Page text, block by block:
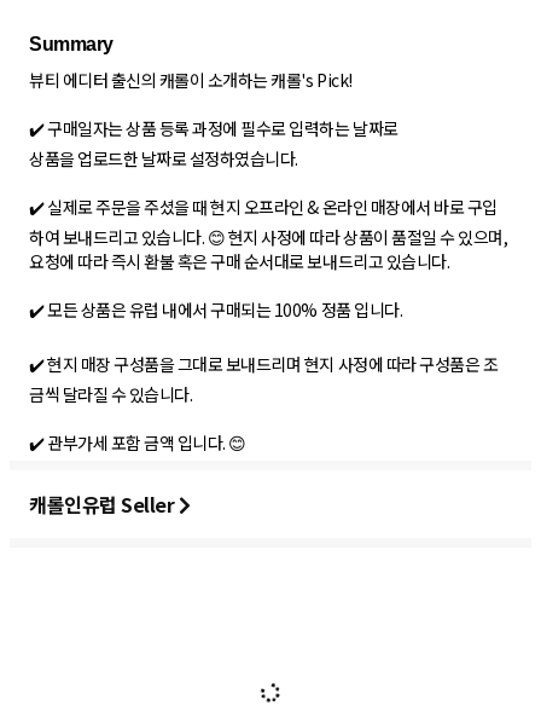
Summary
뷰티 에디터 출신의 캐롤이 소개하는 캐롤's Pick!
✔️ 구매일자는 상품 등록 과정에 필수로 입력하는 날짜로
상품을 업로드한 날짜로 설정하였습니다.
✔️ 실제로 주문을 주셨을 때 현지 오프라인 & 온라인 매장에서 바로 구입
하여 보내드리고 있습니다. 😊 현지 사정에 따라 상품이 품절일 수 있으며,
요청에 따라 즉시 환불 혹은 구매 순서대로 보내드리고 있습니다.
✔️ 모든 상품은 유럽 내에서 구매되는 100% 정품 입니다.
✔️ 현지 매장 구성품을 그대로 보내드리며 현지 사정에 따라 구성품은 조
금씩 달라질 수 있습니다.
✔️ 관부가세 포함 금액 입니다. 😊
캐롤인유럽 Seller